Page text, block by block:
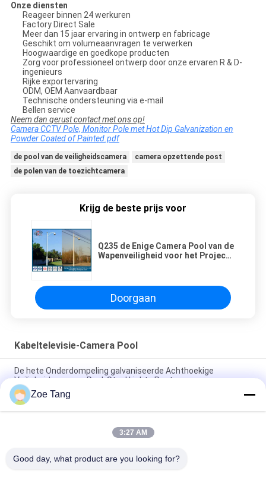
Onze diensten
Reageer binnen 24 werkuren
Factory Direct Sale
Meer dan 15 jaar ervaring in ontwerp en fabricage
Geschikt om volumeaanvragen te verwerken
Hoogwaardige en goedkope producten
Zorg voor professioneel ontwerp door onze ervaren R & D-
ingenieurs
Rijke exportervaring
ODM, OEM Aanvaardbaar
Technische ondersteuning via e-mail
Bellen service
Neem dan gerust contact met ons op!
Camera CCTV Pole, Monitor Pole met Hot Dip Galvanization en
Powder Coated of Painted.pdf
de pool van de veiligheidscamera
camera opzettende post
de polen van de toezichtcamera
Krijg de beste prijs voor
Q235 de Enige Camera Pool van de
Wapenveiligheid voor het Project
Doorgaan
Kabeltelevisie-Camera Pool
De hete Onderdompeling galvaniseerde Achthoekige
Veiligheidscamera Pool, Staal Lichte Post
H 6.5m Weerbestendigheid van de Camerapolen van Weg de
Monitor Gegalvaniseerde kabeltelevisie
Het professionele Veelhoekige Gegalvaniseerde
Zoe Tang
3:27 AM
Good day, what product are you looking for?